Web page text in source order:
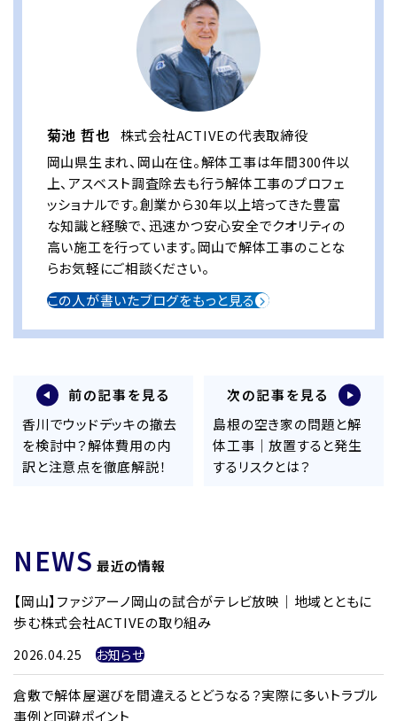
菊池 哲也 株式会社ACTIVEの代表取締役
岡山県生まれ、岡山在住。解体工事は年間300件以
上、アスベスト調査除去も行う解体工事のプロフェ
ッショナルです。創業から30年以上培ってきた豊富
な知識と経験で、迅速かつ安心安全でクオリティの
高い施工を行っています。岡山で解体工事のことな
らお気軽にご相談ください。
この人が書いたブログをもっと見る
前の記事を見る
香川でウッドデッキの撤去
を検討中？解体費用の内
訳と注意点を徹底解説！
次の記事を見る
島根の空き家の問題と解
体工事｜放置すると発生
するリスクとは？
NEWS 最近の情報
【岡山】ファジアーノ岡山の試合がテレビ放映｜地域とともに
歩む株式会社ACTIVEの取り組み
2026.04.25 お知らせ
倉敷で解体屋選びを間違えるとどうなる？実際に多いトラブル
事例と回避ポイント